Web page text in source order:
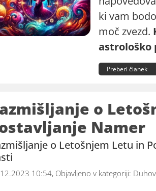
ki vam
moč zvezd.
astrološko
Preberi članek
o
Namer
o Letošnjem Letu in
10:54, Objavljeno v kategoriji: